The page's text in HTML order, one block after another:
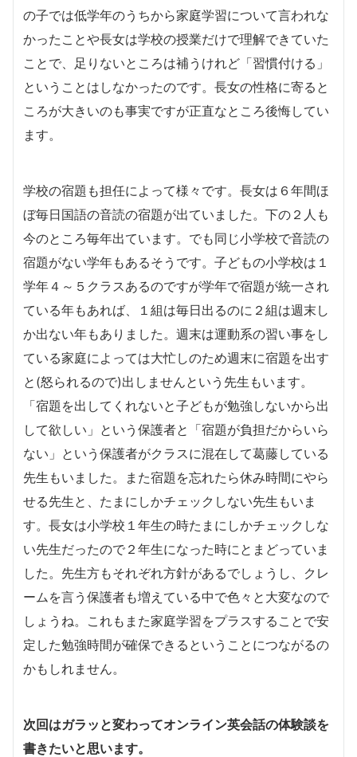
の子では低学年のうちから家庭学習について言われな
かったことや長女は学校の授業だけで理解できていた
ことで、足りないところは補うけれど「習慣付ける」
ということはしなかったのです。長女の性格に寄ると
ころが大きいのも事実ですが正直なところ後悔してい
ます。
学校の宿題も担任によって様々です。長女は６年間ほ
ぼ毎日国語の音読の宿題が出ていました。下の２人も
今のところ毎年出ています。でも同じ小学校で音読の
宿題がない学年もあるそうです。子どもの小学校は１
学年４～５クラスあるのですが学年で宿題が統一され
ている年もあれば、１組は毎日出るのに２組は週末し
か出ない年もありました。週末は運動系の習い事をし
ている家庭によっては大忙しのため週末に宿題を出す
と(怒られるので)出しませんという先生もいます。
「宿題を出してくれないと子どもが勉強しないから出
して欲しい」という保護者と「宿題が負担だからいら
ない」という保護者がクラスに混在して葛藤している
先生もいました。また宿題を忘れたら休み時間にやら
せる先生と、たまにしかチェックしない先生もいま
す。長女は小学校１年生の時たまにしかチェックしな
い先生だったので２年生になった時にとまどっていま
した。先生方もそれぞれ方針があるでしょうし、クレ
ームを言う保護者も増えている中で色々と大変なので
しょうね。これもまた家庭学習をプラスすることで安
定した勉強時間が確保できるということにつながるの
かもしれません。
次回はガラッと変わってオンライン英会話の体験談を
書きたいと思います。